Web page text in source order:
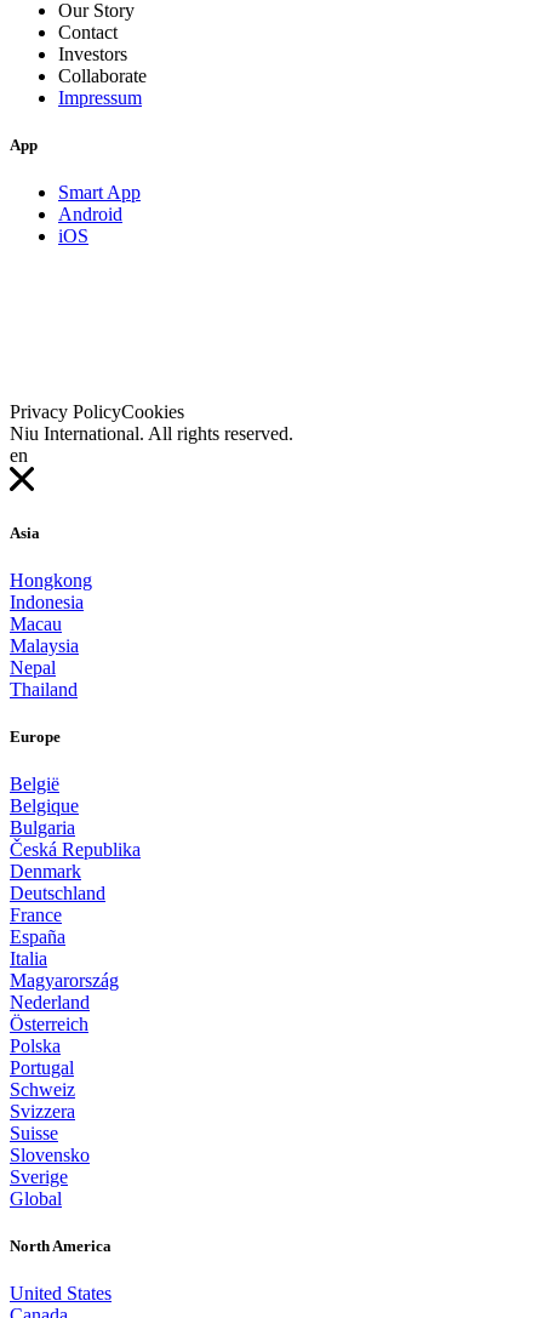
Our Story
Contact
Investors
Collaborate
Impressum
App
Smart App
Android
iOS
Privacy PolicyCookies
Niu International. All rights reserved.
en
Asia
Hongkong
Indonesia
Macau
Malaysia
Nepal
Thailand
Europe
België
Belgique
Bulgaria
Česká Republika
Denmark
Deutschland
France
España
Italia
Magyarország
Nederland
Österreich
Polska
Portugal
Schweiz
Svizzera
Suisse
Slovensko
Sverige
Global
North America
United States